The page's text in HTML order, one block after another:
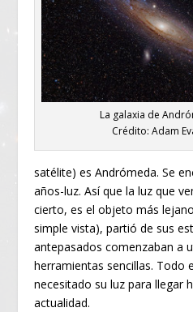
La galaxia de
Crédito: Adam
satélite) es Andrómeda. Se
años-luz. Así que la luz que
cierto, es el objeto más
simple vista), partió de sus
antepasados comenzaban a
herramientas sencillas. Todo
necesitado su luz para llegar
actualidad.